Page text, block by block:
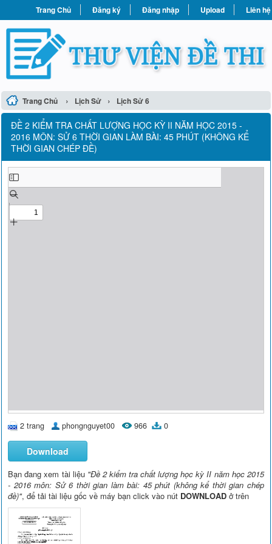
Trang Chủ Đăng ký Đăng nhập Upload Liên hệ
Trang Chủ › Lịch Sử › Lịch Sử 6
ĐỀ 2 KIỂM TRA CHẤT LƯỢNG HỌC KỲ II NĂM HỌC 2015 -
2016 MÔN: SỬ 6 THỜI GIAN LÀM BÀI: 45 PHÚT (KHÔNG KỂ
THỜI GIAN CHÉP ĐỀ)
2 trang phongnguyet00 966 0
Download
Bạn đang xem tài liệu "Đề 2 kiểm tra chất lượng học kỳ II năm học 2015
- 2016 môn: Sử 6 thời gian làm bài: 45 phút (không kể thời gian chép
đề)", để tải tài liệu gốc về máy bạn click vào nút DOWNLOAD ở trên